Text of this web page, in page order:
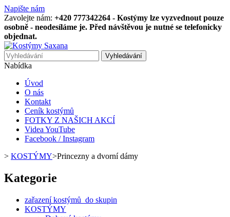
Napište nám
Zavolejte nám: +420 777342264 - Kostýmy lze vyzvednout pouze
osobně - neodesíláme je. Před návštěvou je nutné se telefonicky
objednat.
Vyhledávání
Nabídka
Úvod
O nás
Kontakt
Ceník kostýmů
FOTKY Z NAŠICH AKCÍ
Videa YouTube
Facebook / Instagram
> KOSTÝMY>Princezny a dvorní dámy
Kategorie
zařazení kostýmů do skupin
KOSTÝMY